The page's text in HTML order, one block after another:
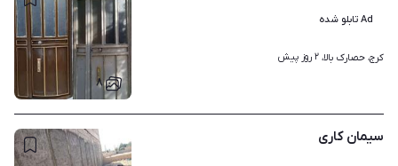
۸
Ad تابلو شده
کرج، حصارک بالا، ۲ روز پیش
سیمان کاری